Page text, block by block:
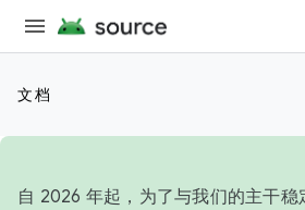
文档
自 2026 年起，为了与我们的主干稳